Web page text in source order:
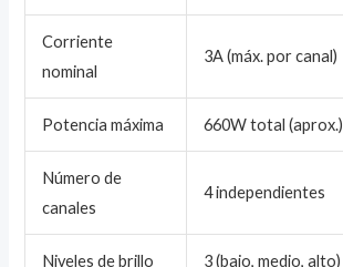
Corriente
nominal
3A (máx. por canal)
Potencia máxima 660W total (aprox.)
Número de
canales
4 independientes
Niveles de brillo 3 (bajo, medio, alto)